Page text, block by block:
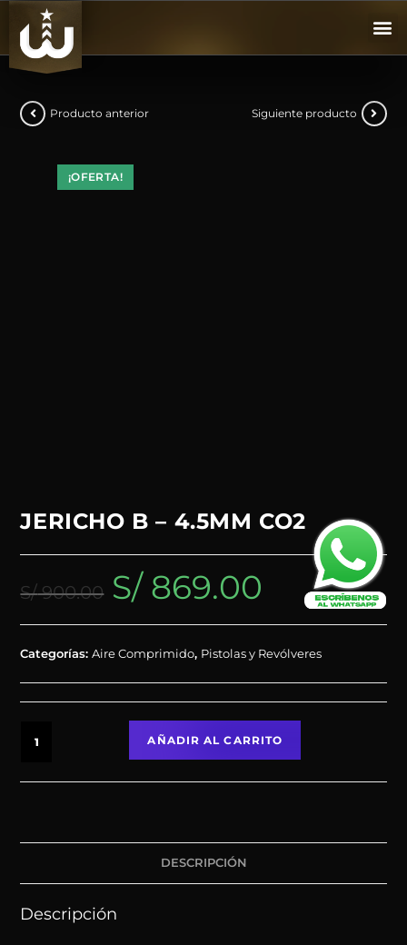
¡OFERTA!
Producto anterior Siguiente producto
JERICHO B – 4.5MM CO2
S/900.00 S/869.00
Categorías:Aire Comprimido, Pistolas y Revólveres
AÑADIR AL CARRITO
DESCRIPCIÓN
Descripción